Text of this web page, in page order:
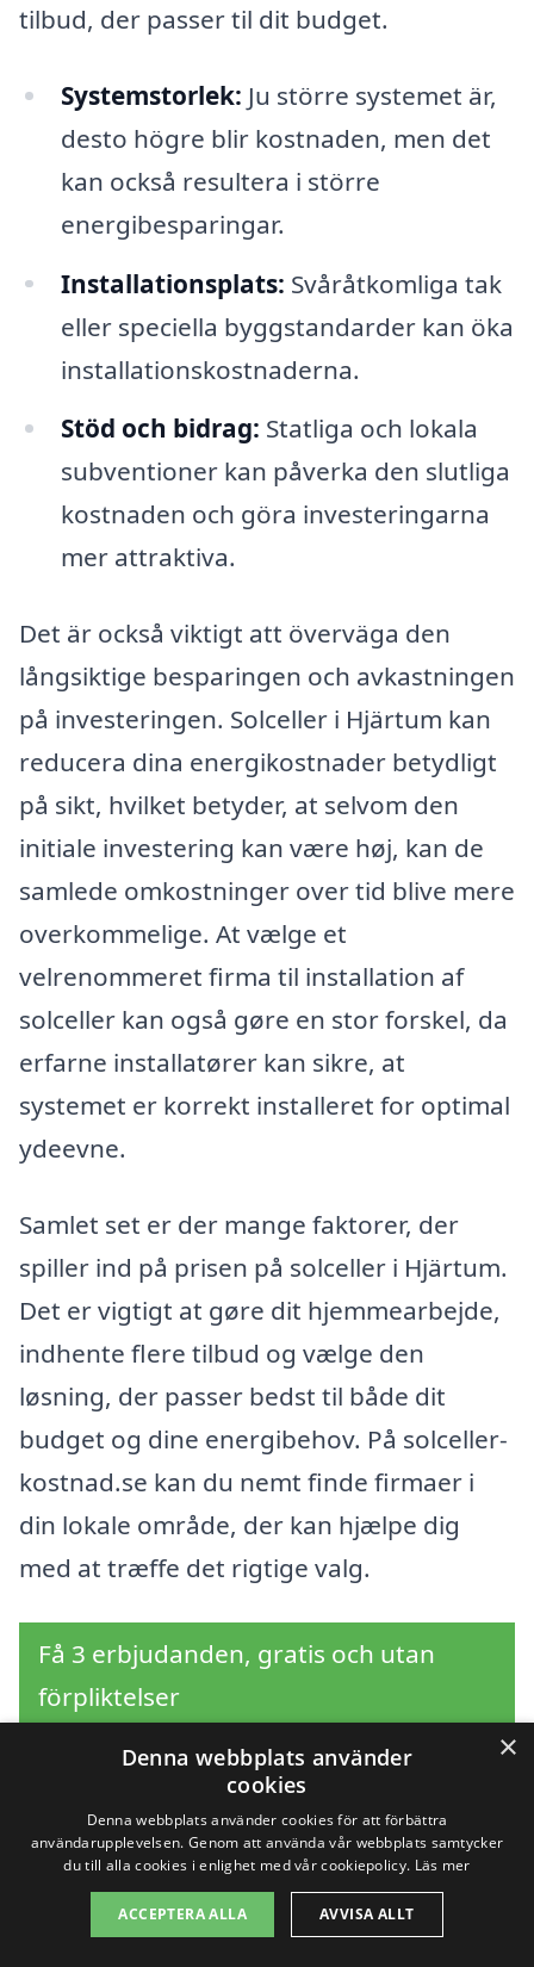
tilbud, der passer til dit budget.
Systemstorlek: Ju större systemet är,
desto högre blir kostnaden, men det
kan också resultera i större
energibesparingar.
Installationsplats: Svåråtkomliga tak
eller speciella byggstandarder kan öka
installationskostnaderna.
Stöd och bidrag: Statliga och lokala
subventioner kan påverka den slutliga
kostnaden och göra investeringarna
mer attraktiva.
Det är också viktigt att överväga den
långsiktige besparingen och avkastningen
på investeringen. Solceller i Hjärtum kan
reducera dina energikostnader betydligt
på sikt, hvilket betyder, at selvom den
initiale investering kan være høj, kan de
samlede omkostninger over tid blive mere
overkommelige. At vælge et
velrenommeret firma til installation af
solceller kan også gøre en stor forskel, da
erfarne installatører kan sikre, at
systemet er korrekt installeret for optimal
ydeevne.
Samlet set er der mange faktorer, der
spiller ind på prisen på solceller i Hjärtum.
Det er vigtigt at gøre dit hjemmearbejde,
indhente flere tilbud og vælge den
løsning, der passer bedst til både dit
budget og dine energibehov. På solceller-
kostnad.se kan du nemt finde firmaer i
din lokale område, der kan hjælpe dig
med at træffe det rigtige valg.
Få 3 erbjudanden, gratis och utan
förpliktelser
Sök efter en
professionell för
solceller i andra städer
×
Denna webbplats använder
cookies
Denna webbplats använder cookies för att förbättra
användarupplevelsen. Genom att använda vår webbplats samtycker
du till alla cookies i enlighet med vår cookiepolicy. Läs mer
ACCEPTERA ALLA AVVISA ALLT